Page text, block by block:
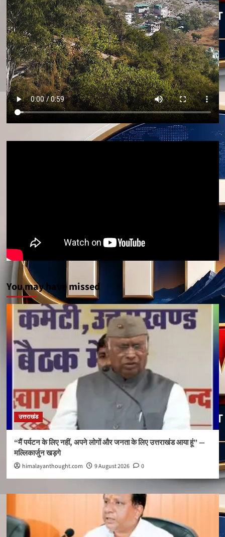
You may have missed
उत्तराखंड
“मैं पर्यटन के लिए नहीं, अपने लोगों और जनता के लिए उत्तराखंड आया हूं” —
मल्लिकार्जुन खड़गे
himalayanthought.com 9 August 2026 0